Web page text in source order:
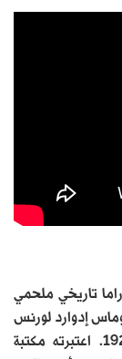
تاريخي ملحمي
حياة توماس إدوارد لورنس
وكتابه «أعمدة الحكمة السبعة» الصادر عام 1926. اعتبرته مكتبة